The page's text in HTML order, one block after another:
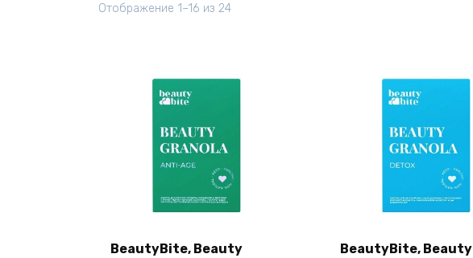
Отображение 1–16 из 24
BeautyBite, Beauty
BeautyBite, Beauty